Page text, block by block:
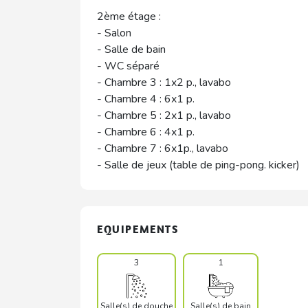
2ème étage :
- Salon
- Salle de bain
- WC séparé
- Chambre 3 : 1x2 p., lavabo
- Chambre 4 : 6x1 p.
- Chambre 5 : 2x1 p., lavabo
- Chambre 6 : 4x1 p.
- Chambre 7 : 6x1p., lavabo
- Salle de jeux (table de ping-pong. kicker)
EQUIPEMENTS
3 1